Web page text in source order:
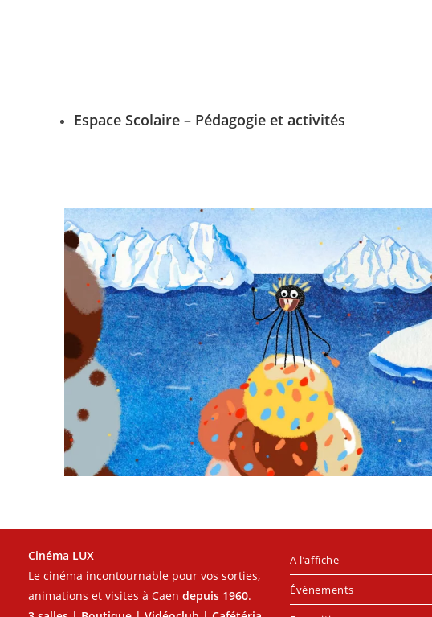
Espace Scolaire – Pédagogie et activités
Cinéma LUX
Le cinéma incontournable pour vos sorties,
animations et visites à Caen depuis 1960.
A l’affiche
Évènements